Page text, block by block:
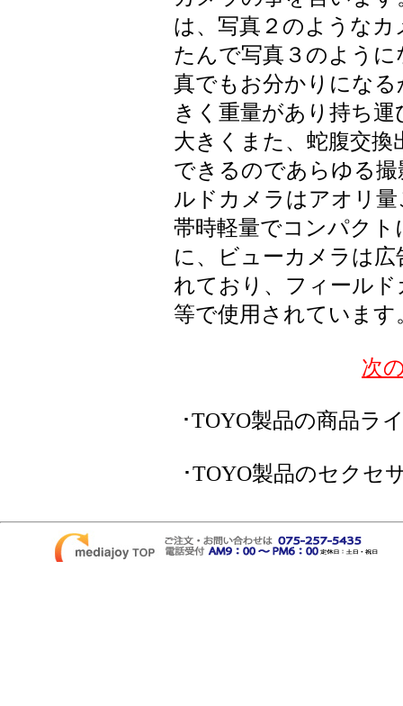
は、写真２のような
たんで写真３のよう
真でもお分かりにな
きく重量があり持ち
大きくまた、蛇腹交
できるのであらゆる
ルドカメラはアオリ
帯時軽量でコンパク
に、ビューカメラは
れており、フィール
等で使用されています
次
･TOYO製品の商品ラ
･TOYO製品のセクセ